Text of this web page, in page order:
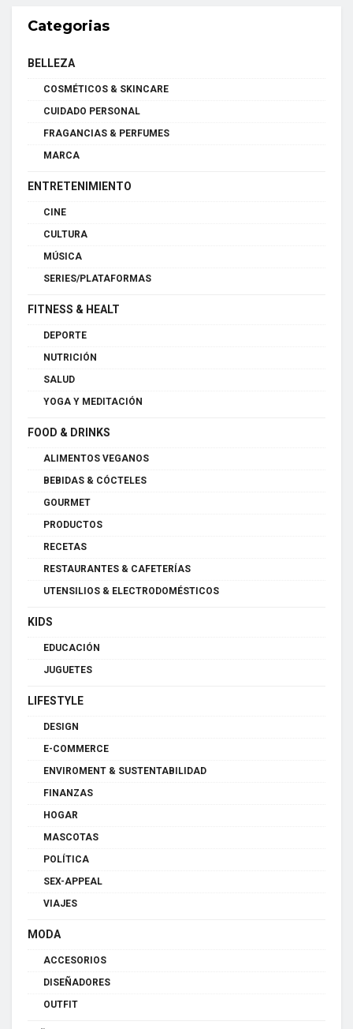
Categorias
BELLEZA
COSMÉTICOS & SKINCARE
CUIDADO PERSONAL
FRAGANCIAS & PERFUMES
MARCA
ENTRETENIMIENTO
CINE
CULTURA
MÚSICA
SERIES/PLATAFORMAS
FITNESS & HEALT
DEPORTE
NUTRICIÓN
SALUD
YOGA Y MEDITACIÓN
FOOD & DRINKS
ALIMENTOS VEGANOS
BEBIDAS & CÓCTELES
GOURMET
PRODUCTOS
RECETAS
RESTAURANTES & CAFETERÍAS
UTENSILIOS & ELECTRODOMÉSTICOS
KIDS
EDUCACIÓN
JUGUETES
LIFESTYLE
DESIGN
E-COMMERCE
ENVIROMENT & SUSTENTABILIDAD
FINANZAS
HOGAR
MASCOTAS
POLÍTICA
SEX-APPEAL
VIAJES
MODA
ACCESORIOS
DISEÑADORES
OUTFIT